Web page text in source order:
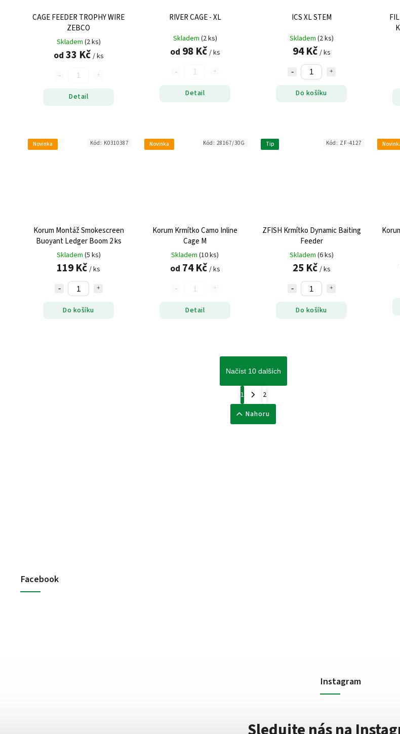
CAGE FEEDER TROPHY WIRE
ZEBCO
Skladem (2 ks)
od 33 Kč / ks
Detail
RIVER CAGE - XL
Skladem (2 ks)
od 98 Kč / ks
Detail
ICS XL STEM
Skladem (2 ks)
94 Kč / ks
Do košíku
Novinka
Korum Montáž Smokescreen
Buoyant Ledger Boom 2 ks
Skladem (5 ks)
119 Kč / ks
Do košíku
Kód: K0310387 Novinka
Korum Krmítko Camo Inline
Cage M
Skladem (10 ks)
od 74 Kč / ks
Detail
Kód: 28167/30G Tip
ZFISH Krmítko Dynamic Baiting
Feeder
Skladem (6 ks)
25 Kč / ks
Do košíku
Kód: ZF-4127
Načíst 10 dalších
1
2
Nahoru
Facebook
Instagram